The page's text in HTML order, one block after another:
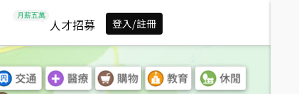
人才招募 登入/註冊